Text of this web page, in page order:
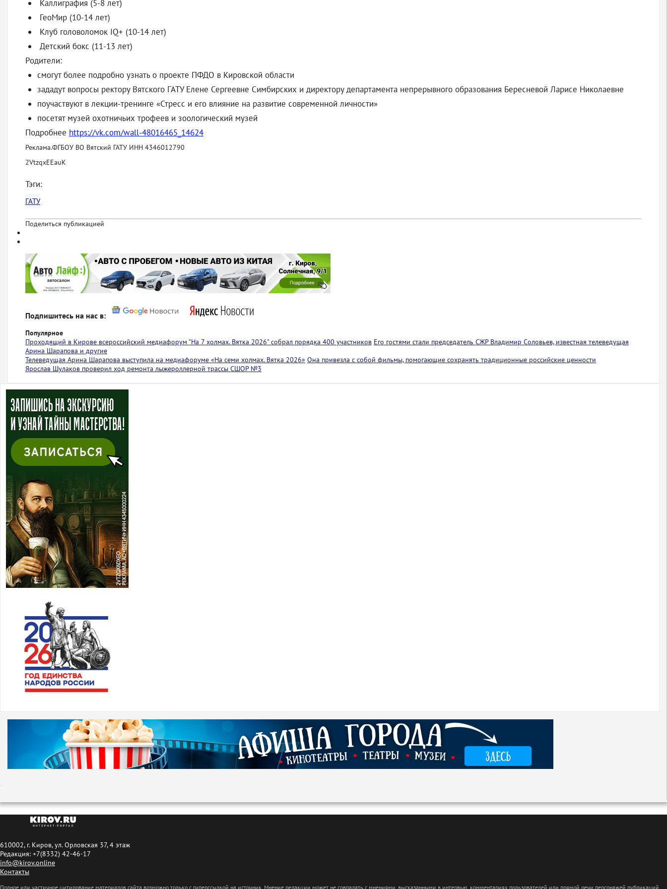
Каллиграфия (5-8 лет)
ГеоМир (10-14 лет)
Клуб головоломок IQ+ (10-14 лет)
Детский бокс (11-13 лет)
Родители:
смогут более подробно узнать о проекте ПФДО в Кировской области
зададут вопросы ректору Вятского ГАТУ Елене Сергеевне Симбирских и директору департамента непрерывного образования Бересневой Ларисе Николаевне
поучаствуют в лекции-тренинге «Стресс и его влияние на развитие современной личности»
посетят музей охотничьих трофеев и зоологический музей
Подробнее https://vk.com/wall-48016465_14624
Реклама.ФГБОУ ВО Вятский ГАТУ ИНН 4346012790
2VtzqxEEauK
Тэги:
ГАТУ
Поделиться публикацией
Подпишитесь на нас в:
Популярное
Проходящий в Кирове всероссийский медиафорум "На 7 холмах. Вятка 2026" собрал порядка 400 участников Его гостями стали председатель СЖР Владимир Соловьев, известная телеведущая
Арина Шарапова и другие
Телеведущая Арина Шарапова выступила на медиафоруме «На семи холмах. Вятка 2026» Она привезла с собой фильмы, помогающие сохранять традиционные российские ценности
Ярослав Шулаков проверил ход ремонта лыжероллерной трассы СШОР №3
610002, г. Киров, ул. Орловская 37, 4 этаж
Редакция: +7(8332) 42-46-17
info@kirov.online
Контакты
Полное или частичное цитирование материалов сайта возможно только с гиперссылкой на источник. Мнение редакции может не совпадать с мнениями, высказанными в интервью, комментариях пользователей или прямой речи персонажей публикаций.